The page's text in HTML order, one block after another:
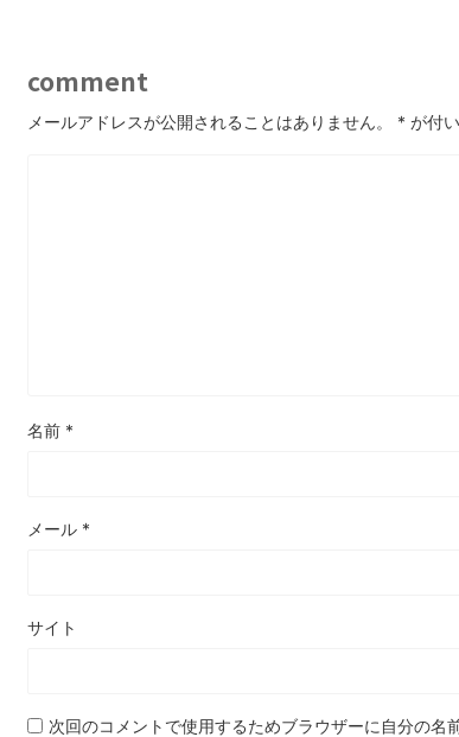
comment
メールアドレスが公開されることはありません。 * が付
名前 *
メール *
サイト
次回のコメントで使用するためブラウザーに自分の名